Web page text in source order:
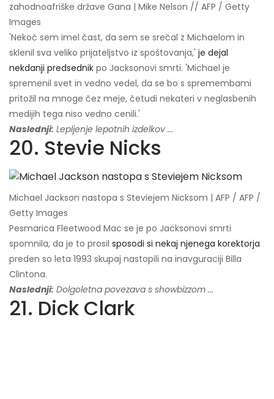
zahodnoafriške države Gana | Mike Nelson // AFP / Getty
Images
'Nekoč sem imel čast, da sem se srečal z Michaelom in
sklenil sva veliko prijateljstvo iz spoštovanja,' je dejal
nekdanji predsednik po Jacksonovi smrti. 'Michael je
spremenil svet in vedno vedel, da se bo s spremembami
pritožil na mnoge čez meje, četudi nekateri v neglasbenih
medijih tega niso vedno cenili.'
Naslednji: Lepljenje lepotnih izdelkov ...
20. Stevie Nicks
Michael Jackson nastopa s Steviejem Nicksom | AFP / AFP /
Getty Images
Pesmarica Fleetwood Mac se je po Jacksonovi smrti
spomnila, da je to prosil sposodi si nekaj njenega korektorja
preden so leta 1993 skupaj nastopili na inavguraciji Billa
Clintona.
Naslednji: Dolgoletna povezava s showbizzom ...
21. Dick Clark